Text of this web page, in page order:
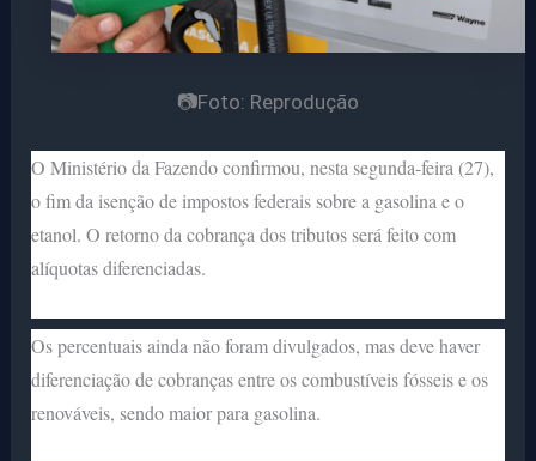
📷Foto: Reprodução
O Ministério da Fazendo confirmou, nesta segunda-feira (27),
o fim da isenção de impostos federais sobre a gasolina e o
etanol. O retorno da cobrança dos tributos será feito com
alíquotas diferenciadas.
Os percentuais ainda não foram divulgados, mas deve haver
diferenciação de cobranças entre os combustíveis fósseis e os
renováveis, sendo maior para gasolina.